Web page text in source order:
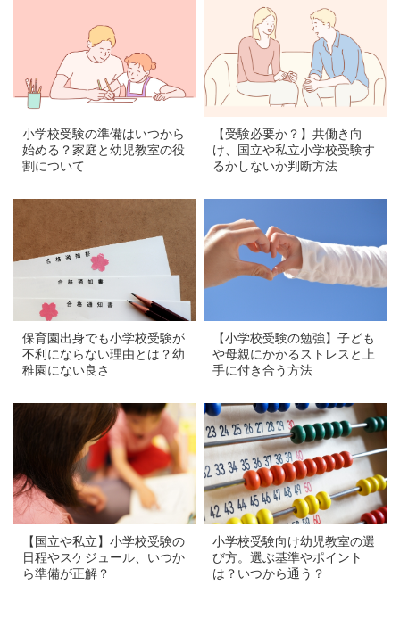
小学校受験の準備はいつから
始める？家庭と幼児教室の役
割について
【受験必要か？】共働き向
け、国立や私立小学校受験す
るかしないか判断方法
保育園出身でも小学校受験が
不利にならない理由とは？幼
稚園にない良さ
【小学校受験の勉強】子ども
や母親にかかるストレスと上
手に付き合う方法
【国立や私立】小学校受験の
日程やスケジュール、いつか
ら準備が正解？
a
小学校受験向け幼児教室の選
び方。選ぶ基準やポイント
は？いつから通う？